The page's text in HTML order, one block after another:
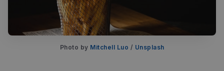
Photo by Mitchell Luo / Unsplash